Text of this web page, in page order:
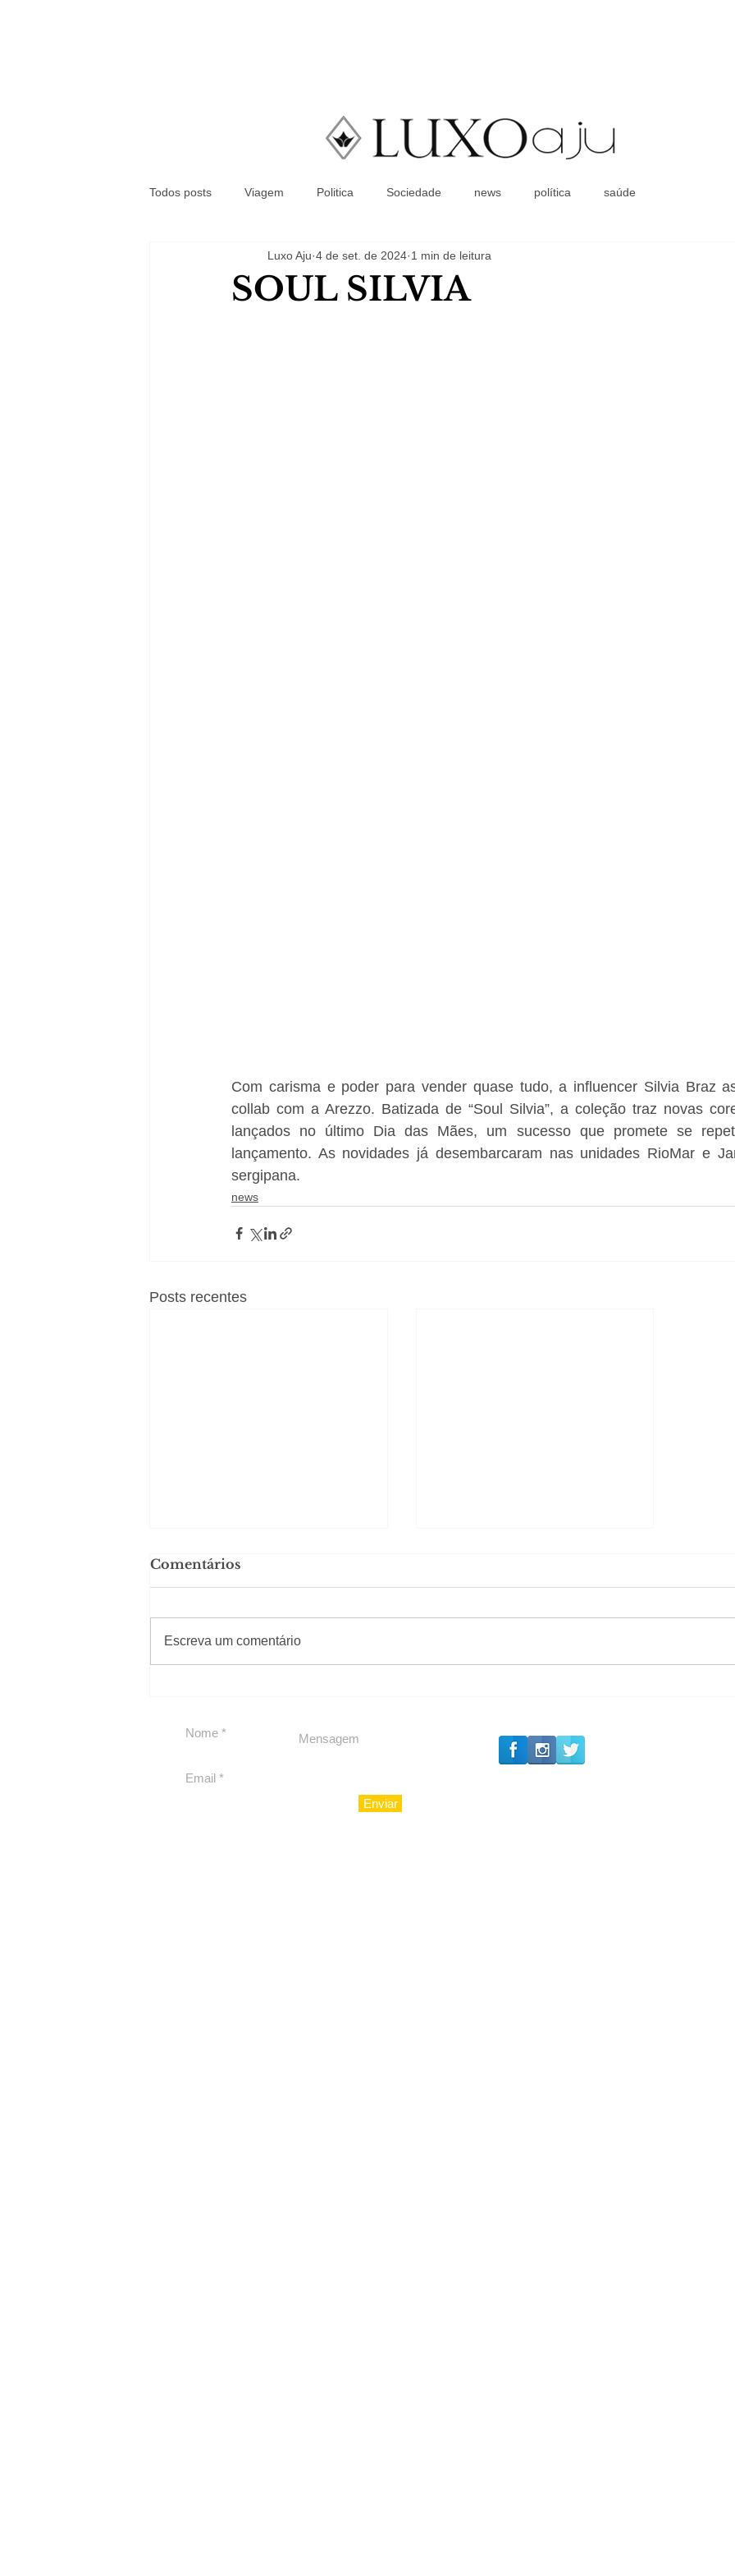
Coluna Social
Todos posts Viagem Politica Sociedade news política saúde
SOUL SILVIA
Luxo Aju 4 de set. de 2024 1 min de leitura
Com carisma e poder para vender quase tudo, a influencer Silvia Braz
collab com a Arezzo. Batizada de “Soul Silvia”, a coleção traz novas
lançados no último Dia das Mães, um sucesso que promete se
lançamento. As novidades já desembarcaram nas unidades RioMar e
sergipana.
news
Posts recentes
para São Paulo
Comentários
Escreva um comentário
#Sugestões
Enviar